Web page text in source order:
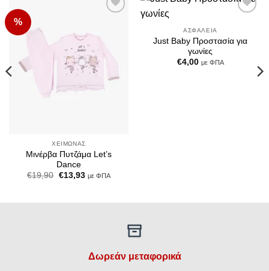
%
ΧΕΙΜΏΝΑΣ
Μινέρβα Πυτζάμα Let’s
Dance
€19,90 Original
€13,93Ημε ΦΠΑ
ΑΣΦΆΛΕΙΑ
Just Baby Προστασία για
γωνίες
€4,00 με ΦΠΑ
Δωρεάν μεταφορικά